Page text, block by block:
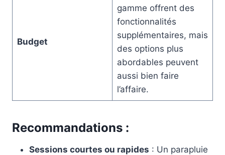
Budget
gamme offrent des
fonctionnalités
supplémentaires, mais
des options plus
abordables peuvent
aussi bien faire
l’affaire.
Recommandations :
Sessions courtes ou rapides : Un parapluie